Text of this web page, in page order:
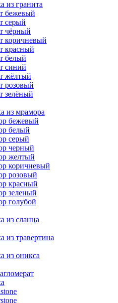
из гранита
бежевый
серый
чёрный
коричневый
красный
белый
синий
жёлтый
розовый
зелёный
из мрамора
бежевый
белый
серый
черный
желтый
коричневый
розовый
красный
зеленый
голубой
из сланца
из травертина
из оникса